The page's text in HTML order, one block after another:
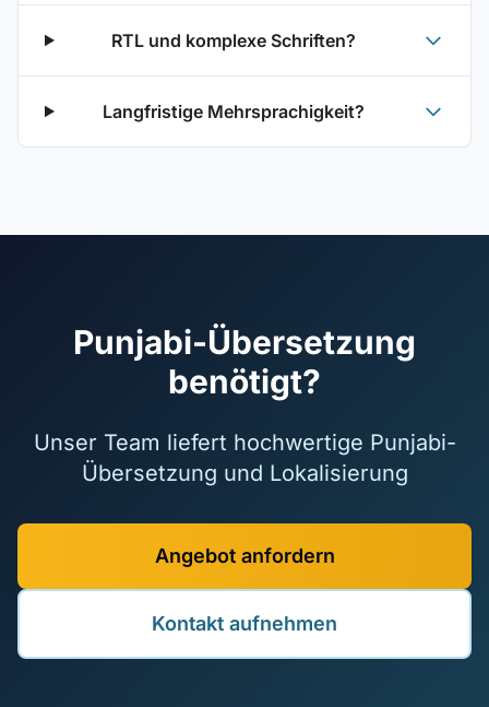
RTL und komplexe Schriften?
Langfristige Mehrsprachigkeit?
Punjabi-Übersetzung
benötigt?
Unser Team liefert hochwertige Punjabi-
Übersetzung und Lokalisierung
Angebot anfordern
Kontakt aufnehmen